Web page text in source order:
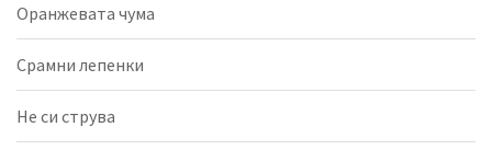
Оранжевата чума
Срамни лепенки
Не си струва